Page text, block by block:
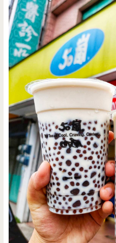
點/
神
出
鬼
沒
小
攤
車，
懷
舊
小
點